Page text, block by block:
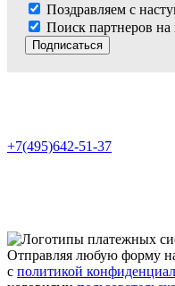
Поздравляем с
Поиск партнеров
Подписаться
+7(495)642-51-37
Отправляя любую форму
с политикой